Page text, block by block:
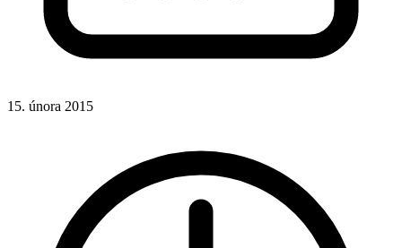
15. února 2015